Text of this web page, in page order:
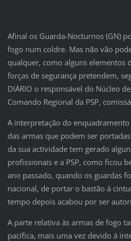
Afinal os Guarda-Nocturnos (GN)
fogo num coldre. Mas não vão
qualquer, como alguns elementos
forças de segurança pretendem,
DIÁRIO o responsável do Núcleo
Comando Regional da PSP,
A interpretação do
das armas que podem ser
da sua actividade tem gerado
profissionais e a PSP, como ficou
ano passado, quando os guardas
nacional, de portar o bastão á
tempo depois acabou por ser
A parte relativa às armas de fogo
pacífica, mais uma vez devido á